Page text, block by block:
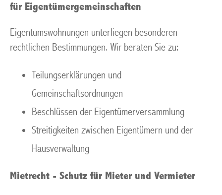
für Eigentümergemeinschaften
Eigentumswohnungen unterliegen besonderen
rechtlichen Bestimmungen. Wir beraten Sie zu:
Teilungserklärungen und
Gemeinschaftsordnungen
Beschlüssen der Eigentümerversammlung
Streitigkeiten zwischen Eigentümern und der
Hausverwaltung
Mietrecht - Schutz für Mieter und Vermieter